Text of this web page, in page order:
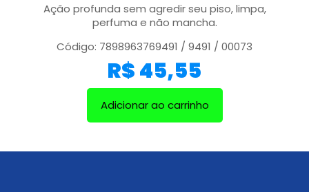
Ação profunda sem agredir seu piso, limpa,
perfuma e não mancha.
Código: 7898963769491 / 9491 / 00073
R$45,55
Adicionar ao carrinho